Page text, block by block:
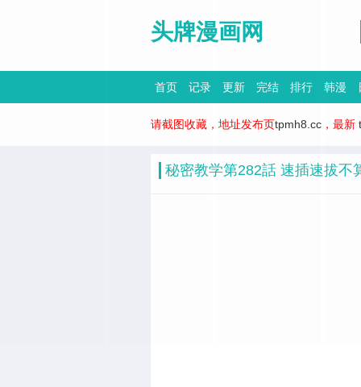
头牌漫画网
首页 记录 更新 完结 排行 韩漫
请截图收藏，地址发布页tpmh8.cc ，最新
秘密教学第282話 速插速拔不